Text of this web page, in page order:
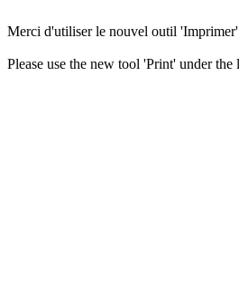
Merci d'utiliser le nouvel outil 'Imprimer'
Please use the new tool 'Print' under the